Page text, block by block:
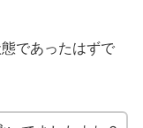
であったはずで